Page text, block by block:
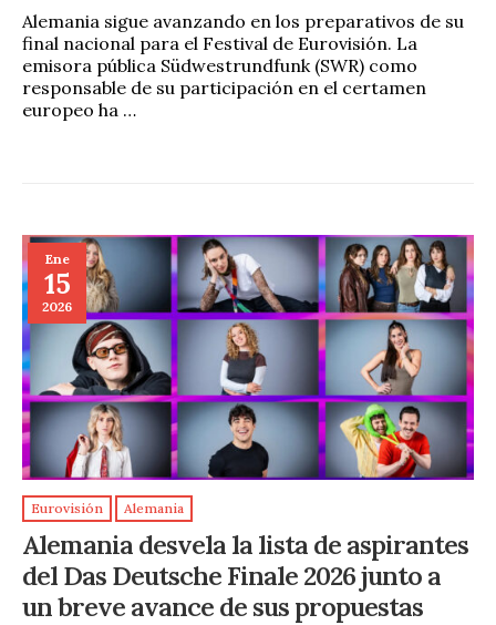
Alemania sigue avanzando en los preparativos de su
final nacional para el Festival de Eurovisión. La
emisora pública Südwestrundfunk (SWR) como
responsable de su participación en el certamen
europeo ha …
Ene
15
2026
Eurovisión Alemania
Alemania desvela la lista de aspirantes
del Das Deutsche Finale 2026 junto a
un breve avance de sus propuestas